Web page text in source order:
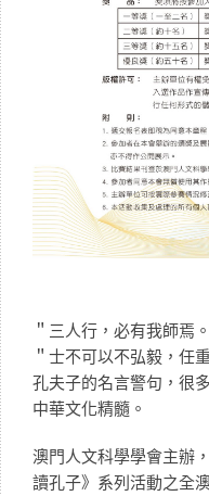
＂三人行，必有我師焉
＂士不可以不弘毅，任
孔夫子的名言警句，很
中華文化精髓。
澳門人文科學學會主辦
讀孔子》系列活動之全